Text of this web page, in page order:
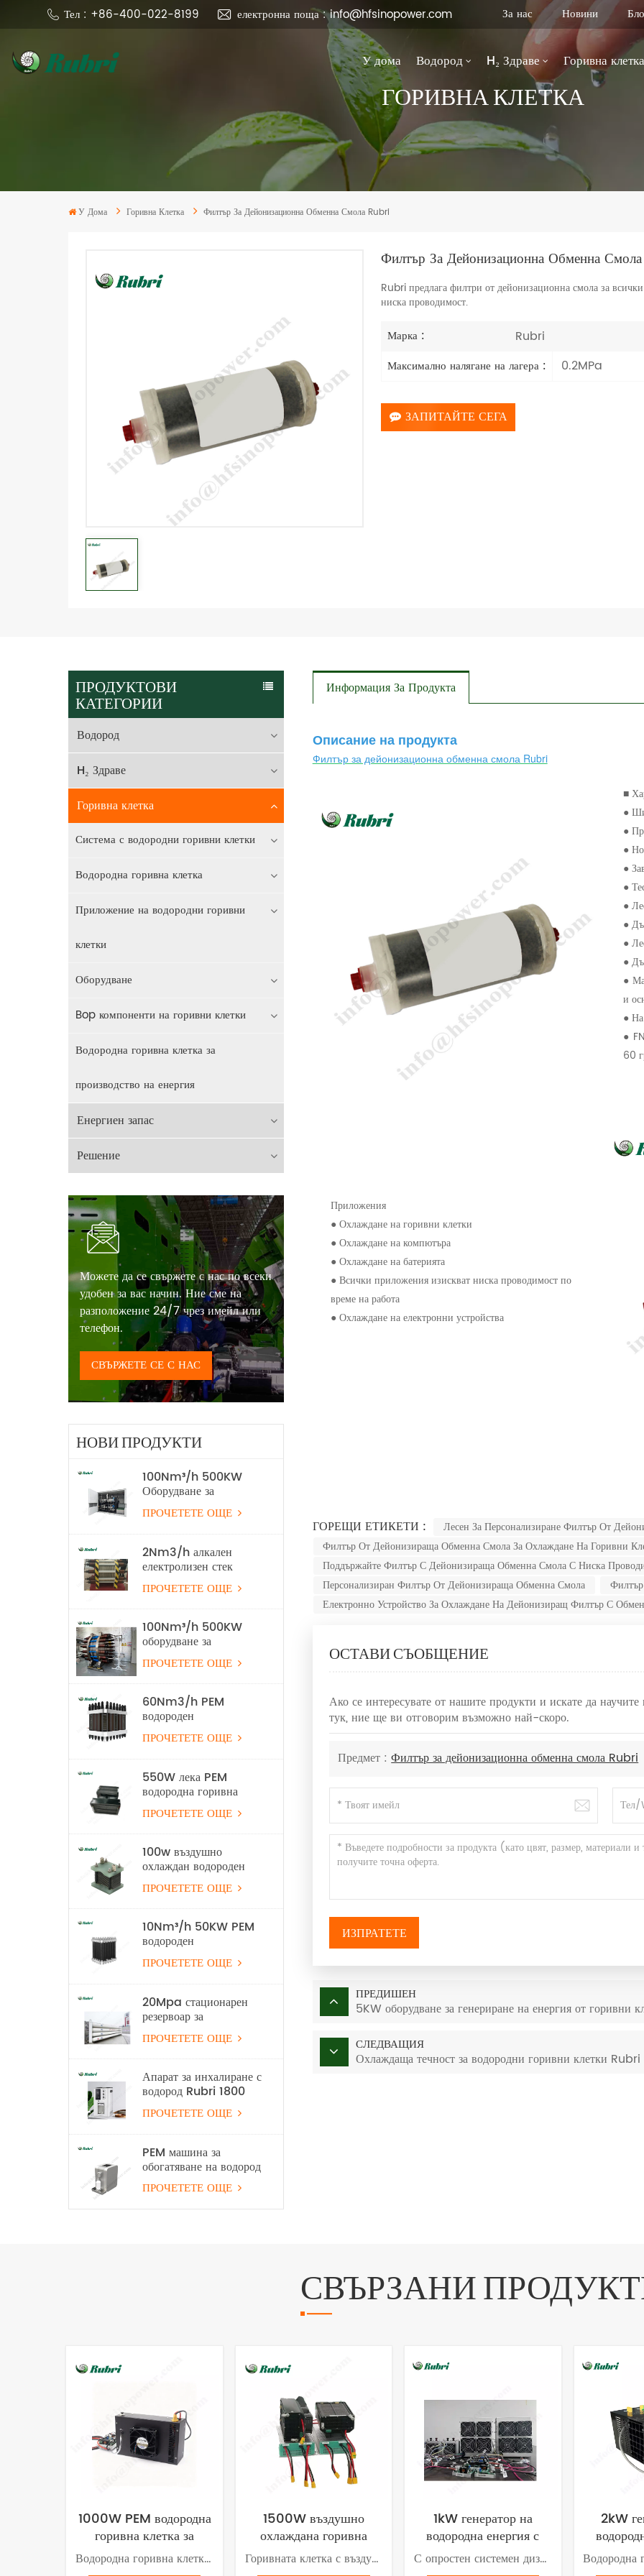
Тел : +86-400-022-8199 електронна поща : info@hfsinopower.com За нас Новини
У дома Водород H₂ Здраве Горивна клетка
ГОРИВНА КЛЕТКА
У Дома Горивна Клетка Филтър За Дейонизационна Обменна Смола Rubri
Филтър За Дейонизационна Обменна
Rubri предлага филтри от дейонизационна смола за
ниска проводимост.
Марка : Rubri
Максимално налягане на лагера : 0.2MPa
ЗАПИТАЙТЕ СЕГА
ПРОДУКТОВИ
КАТЕГОРИИ
Водород
H₂ Здраве
Горивна клетка
Система с водородни горивни клетки
Водородна горивна клетка
Приложение на водородни горивни
клетки
Оборудване
Bop компоненти на горивни клетки
Водородна горивна клетка за
производство на енергия
Енергиен запас
Решение
Можете да се свържете с нас по всеки
удобен за вас начин. Ние сме на
разположение 24/7 чрез имейл или
телефон.
СВЪРЖЕТЕ СЕ С НАС
НОВИ ПРОДУКТИ
100Nm³/h 500KW
Оборудване за
производство на
водород с алкална
водна електролиза
ПРОЧЕТЕТЕ ОЩЕ
2Nm3/h алкален
електролизен стек
ПРОЧЕТЕТЕ ОЩЕ
100Nm³/h 500KW
оборудване за
електролиза на алкална
водородна вода
ПРОЧЕТЕТЕ ОЩЕ
60Nm3/h PEM
водороден
електролизен стек
ПРОЧЕТЕТЕ ОЩЕ
550W лека PEM
водородна горивна
клетка за безпилотни
летателни апарати
ПРОЧЕТЕТЕ ОЩЕ
100w въздушно
охлаждан водороден
горивен стек
ПРОЧЕТЕТЕ ОЩЕ
10Nm³/h 50KW PEM
водороден
електролизер
оборудване за
производство на
водород
ПРОЧЕТЕТЕ ОЩЕ
20Mpa стационарен
резервоар за
съхранение на водород
ПРОЧЕТЕТЕ ОЩЕ
Апарат за инхалиране с
водород Rubri 1800
мл/мин 99,99%
ПРОЧЕТЕТЕ ОЩЕ
PEM машина за
обогатяване на водород
с вода
ПРОЧЕТЕТЕ ОЩЕ
Информация За Продукта
Описание на продукта
Филтър за дейонизационна обменна смола Rubri
■
●
●
●
●
●
●
●
●
●
●
и
●
●
60
Приложения
● Охлаждане на горивни клетки
● Охлаждане на компютъра
● Охлаждане на батерията
● Всички приложения изискват ниска проводимост по
време на работа
● Охлаждане на електронни устройства
ГОРЕЩИ ЕТИКЕТИ :
Лесен За Персонализиране Филтър От
Филтър От Дейонизираща Обменна Смола За Охлаждане На Горивни
Поддържайте Филтър С Дейонизираща Обменна Смола С Ниска
Персонализиран Филтър От Дейонизираща Обменна Смола
Електронно Устройство За Охлаждане На Дейонизиращ Филтър С
ОСТАВИ СЪОБЩЕНИЕ
Ако се интересувате от нашите продукти и искате да
тук, ние ще ви отговорим възможно най-скоро.
Предмет :Филтър за дейонизационна обменна смола Rubri
ИЗПРАТЕТЕ
ПРЕДИШЕН
5KW оборудване за генериране на енергия от горивни
СЛЕДВАЩИЯ
Охлаждаща течност за водородни горивни клетки Rubri
СВЪРЗАНИ
1000W PEM водородна
горивна клетка за
безпилотни летателни
апарати
Водородна горивна клетка PEM използва технология за протоннообменна мембрана, за да преобразува водорода и кислорода във вода и електричество. PEM горивната клетка генерира енергия, без да замърсява или да отделя въглеродни емисии.
1500W въздушно
охлаждана горивна
клетка с леко тегло за
безпилотни летателни
Горивната клетка с въздушно охлаждане приема pтехнология на ротонообменната мембрана да генерира енергия без замърсяване или въглеродни емисии. Новата горивна клетка има разнообразни сценарии на приложение.
1kW генератор на
водородна енергия с
горивни клетки и
въздушно охлаждане
С опростен системен дизайн, горивните клетки с въздушно охлаждане могат да се използват за различни сценарии., като водородни велосипеди, триколки, задвижвани с водород, превозни средства за разглеждане на забележителности, водородни дронове, малки безпилотни кораби и преносими електроцентрали и др.
2kW